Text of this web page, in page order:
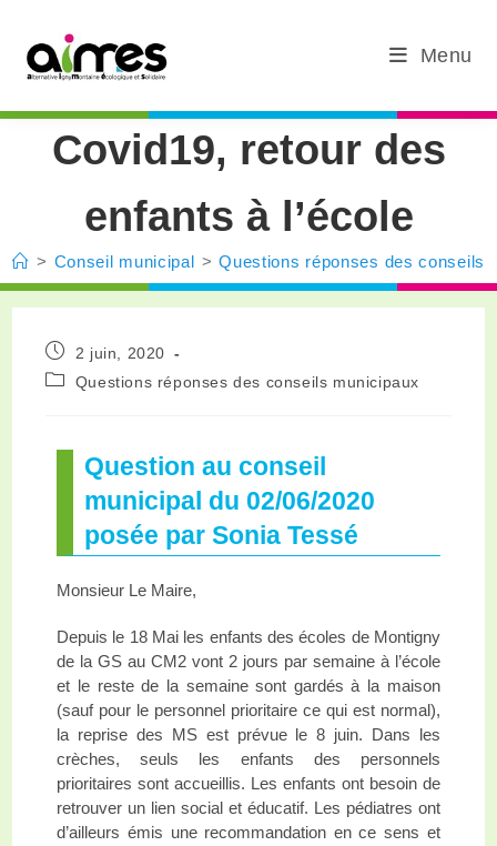
Menu
Covid19, retour des
enfants à l’école
> Conseil municipal > Questions réponses des conseils
2 juin, 2020
Questions réponses des conseils municipaux
Question au conseil
municipal du 02/06/2020
posée par Sonia Tessé
Monsieur Le Maire,
Depuis le 18 Mai les enfants des écoles de Montigny
de la GS au CM2 vont 2 jours par semaine à l’école
et le reste de la semaine sont gardés à la maison
(sauf pour le personnel prioritaire ce qui est normal),
la reprise des MS est prévue le 8 juin. Dans les
crèches, seuls les enfants des personnels
prioritaires sont accueillis. Les enfants ont besoin de
retrouver un lien social et éducatif. Les pédiatres ont
d’ailleurs émis une recommandation en ce sens et